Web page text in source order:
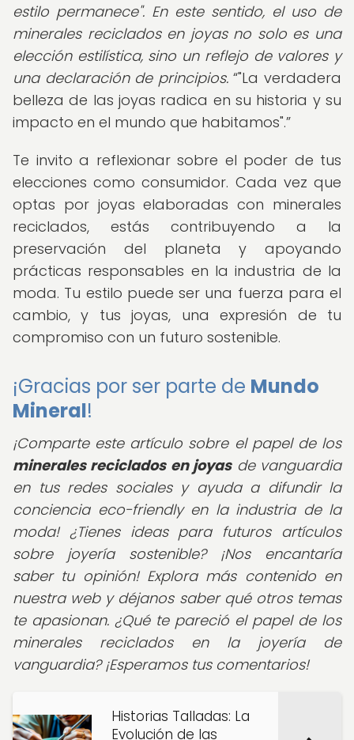
estilo permanece". En este sentido, el uso de
minerales reciclados en joyas no solo es una
elección estilística, sino un reflejo de valores y
una declaración de principios. "La verdadera
belleza de las joyas radica en su historia y su
impacto en el mundo que habitamos".
Te invito a reflexionar sobre el poder de tus
elecciones como consumidor. Cada vez que
optas por joyas elaboradas con minerales
reciclados, estás contribuyendo a la
preservación del planeta y apoyando
prácticas responsables en la industria de la
moda. Tu estilo puede ser una fuerza para el
cambio, y tus joyas, una expresión de tu
compromiso con un futuro sostenible.
¡Gracias por ser parte de Mundo
Mineral!
¡Comparte este artículo sobre el papel de los
minerales reciclados en joyasde vanguardia
en tus redes sociales y ayuda a difundir la
conciencia eco-friendly en la industria de la
moda!¿Tienes ideas para futuros artículos
sobre joyería sostenible? ¡Nos encantaría
saber tu opinión! Explora más contenido en
nuestra web y déjanos saber qué otros temas
te apasionan. ¿Qué te pareció el papel de los
minerales reciclados en la joyería de
vanguardia? ¡Esperamos tus comentarios!
Historias Talladas: La
Evolución de las